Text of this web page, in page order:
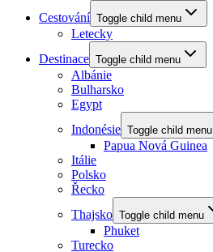
Cestování Toggle child menu
Letecky
Destinace Toggle child menu
Albánie
Bulharsko
Egypt
Indonésie Toggle child menu
Papua Nová Guinea
Itálie
Polsko
Řecko
Thajsko Toggle child menu
Phuket
Turecko